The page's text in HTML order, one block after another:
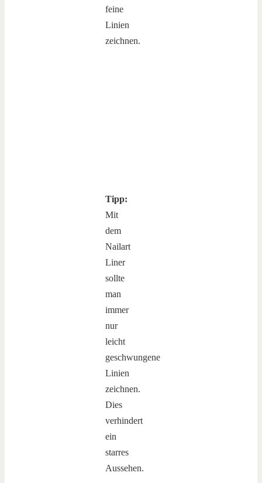
feine
Linien
zeichnen.
Tipp:
Mit
dem
Nailart
Liner
sollte
man
immer
nur
leicht
geschwungene
Linien
zeichnen.
Dies
verhindert
ein
starres
Aussehen.